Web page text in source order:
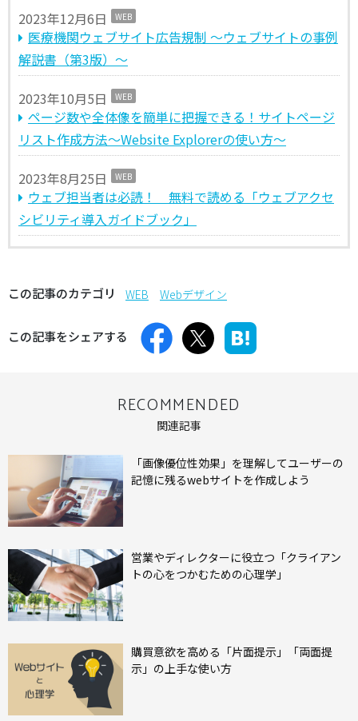
2023年12月6日 WEB
医療機関ウェブサイト広告規制 〜ウェブサイトの事例
解説書（第3版）〜
2023年10月5日 WEB
ページ数や全体像を簡単に把握できる！サイトページ
リスト作成方法〜Website Explorerの使い⽅〜
2023年8月25日 WEB
ウェブ担当者は必読！ 無料で読める「ウェブアクセ
シビリティ導⼊ガイドブック」
この記事のカテゴリ WEB Webデザイン
この記事をシェアする
RECOMMENDED
関連記事
「画像優位性効果」を理解してユーザーの
記憶に残るwebサイトを作成しよう
営業やディレクターに役立つ「クライアン
トの心をつかむための心理学」
購買意欲を高める「片面提示」「両面提
示」の上手な使い方